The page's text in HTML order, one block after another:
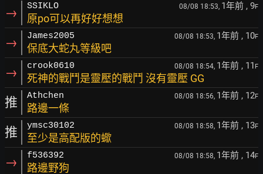
→ SSIKLO 08/08 18:53, 1年前 , 9F
原po可以再好好想想
→ James2005 08/08 18:53, 1年前 , 10F
保底大蛇丸等級吧
→ crook0610 08/08 18:54, 1年前 , 11 F
死神的戰鬥是靈壓的戰鬥 沒有靈壓 GG
推 Athchen 08/08 18:56, 1年前 , 12F
路邊一條
推 ymsc30102 08/08 18:58, 1年前 , 13F
至少是高配版的蠍
→ f536392 08/08 18:58, 1年前 , 14F
路邊野狗